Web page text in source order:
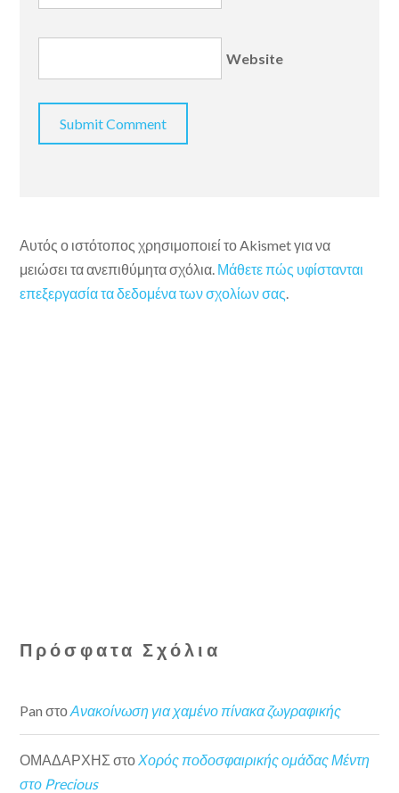
Website
Αυτός ο ιστότοπος χρησιμοποιεί το Akismet για να
μειώσει τα ανεπιθύμητα σχόλια. Μάθετε πώς υφίστανται
επεξεργασία τα δεδομένα των σχολίων σας
Πρόσφατα Σχόλια
Pan στοΑνακοίνωση για χαμένο πίνακα ζωγραφικής
ΟΜΑΔΑΡΧΗΣ στοΧορός ποδοσφαιρικής ομάδας Μέντη
στο Precious